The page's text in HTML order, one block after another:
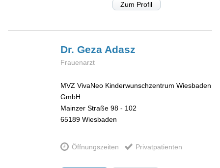
Zum Profil
Dr. Geza Adasz
Frauenarzt
MVZ VivaNeo Kinderwunschzentrum Wiesbaden
GmbH
Mainzer Straße 98 - 102
65189 Wiesbaden
Öffnungszeiten Privatpatienten